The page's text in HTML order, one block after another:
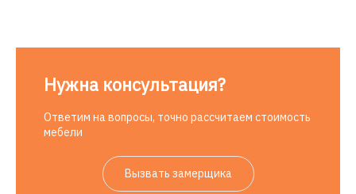
Нужна консультация?
Ответим на вопросы, точно рассчитаем стоимость
мебели
Вызвать замерщика